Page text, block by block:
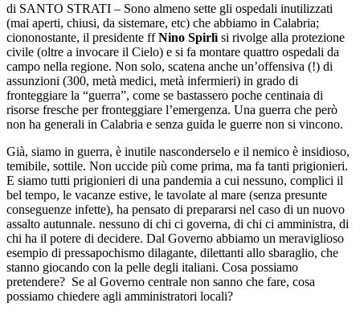
di SANTO STRATI – Sono almeno sette gli ospedali inutilizzati
(mai aperti, chiusi, da sistemare, etc) che abbiamo in Calabria;
ciononostante, il presidente ffNino Spirlì si rivolge alla protezione
civile (oltre a invocare il Cielo) e si fa montare quattro ospedali da
campo nella regione. Non solo, scatena anche un’offensiva (!) di
assunzioni (300, metà medici, metà infermieri) in grado di
fronteggiare la “guerra”, come se bastassero poche centinaia di
risorse fresche per fronteggiare l’emergenza. Una guerra che però
non ha generali in Calabria e senza guida le guerre non si vincono.
Già, siamo in guerra, è inutile nasconderselo e il nemico è insidioso,
temibile, sottile. Non uccide più come prima, ma fa tanti prigionieri.
E siamo tutti prigionieri di una pandemia a cui nessuno, complici il
bel tempo, le vacanze estive, le tavolate al mare (senza presunte
conseguenze infette), ha pensato di prepararsi nel caso di un nuovo
assalto autunnale. nessuno di chi ci governa, di chi ci amministra, di
chi ha il potere di decidere. Dal Governo abbiamo un meraviglioso
esempio di pressapochismo dilagante, dilettanti allo sbaraglio, che
stanno giocando con la pelle degli italiani. Cosa possiamo
pretendere? Se al Governo centrale non sanno che fare, cosa
possiamo chiedere agli amministratori locali?